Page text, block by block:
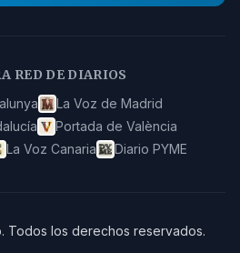
RED DE DIARIOS
La Voz de Madrid
Portada de València
La Voz Canaria Diario PYME
. Todos los derechos reservados.